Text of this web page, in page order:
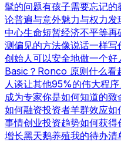
髦的问题有孩子需要忘记的
论普遍与意外魅力与权力发
中心生命短暂经济不平等再
测偏见的方法像说话一样写
创始人可以安全地做一个好
Basic？ Ronco 原则什么看
人谈让其他95%的伟大程
成为专家你是如何知道的致
如何融资投资者羊群效应如
事情创业投资趋势如何获得
增长黑天鹅养殖我的待办清